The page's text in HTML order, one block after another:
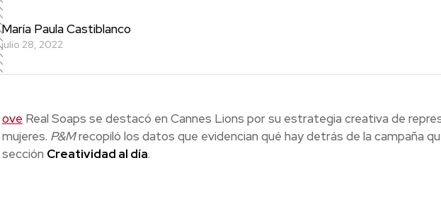
María Paula Castiblanco
julio 28, 2022
ove Real Soaps se destacó en Cannes Lions por su estrategia creativa de
mujeres. P&Mrecopiló los datos que evidencian qué hay detrás de la campaña
sección Creatividad al día.